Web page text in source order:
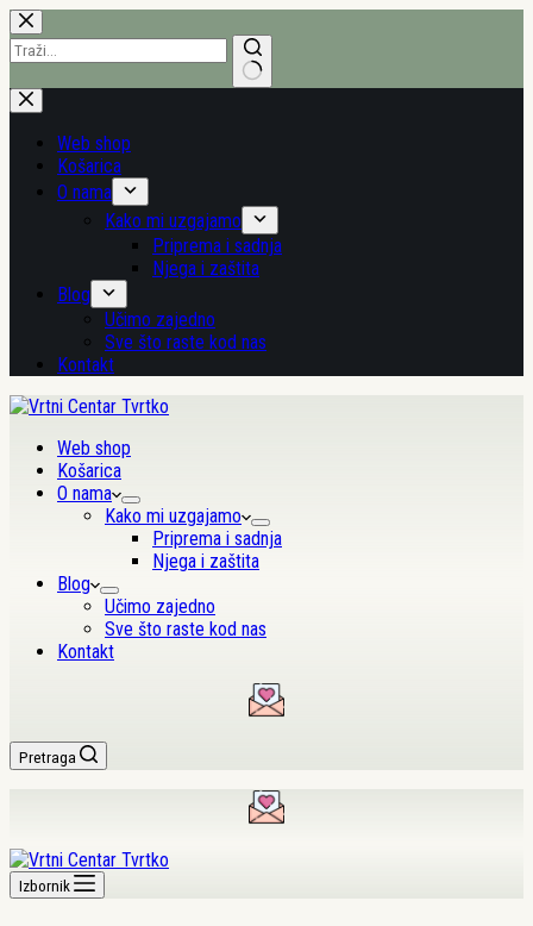
Preskoči
na
sadržaj
Nema
rezultata.
Web shop
Košarica
O nama
Kako mi uzgajamo
Priprema i sadnja
Njega i zaštita
Blog
Učimo zajedno
Sve što raste kod nas
Kontakt
Web shop
Košarica
O nama
Kako mi uzgajamo
Priprema i sadnja
Njega i zaštita
Blog
Učimo zajedno
Sve što raste kod nas
Kontakt
Pretraga
Izbornik